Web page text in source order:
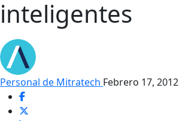
inteligentes
Personal de Mitratech Febrero 17, 2012